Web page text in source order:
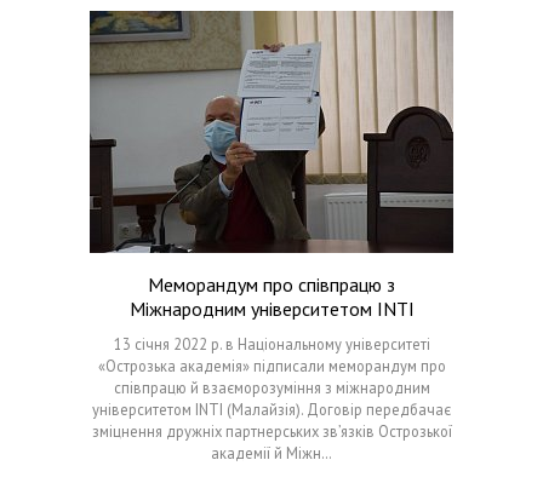
Меморандум про співпрацю з
Міжнародним університетом INTI
13 січня 2022 р. в Національному університеті
«Острозька академія» підписали меморандум про
співпрацю й взаєморозуміння з міжнародним
університетом INTI (Малайзія). Договір передбачає
зміцнення дружніх партнерських зв’язків Острозької
академії й Міжн…